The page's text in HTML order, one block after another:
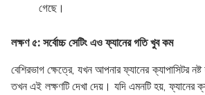
গেছে।
লক্ষণ ৫: সর্বোচ্চ সেটিং এও ফ্যানের গতি খুব কম
বেশিরভাগ ক্ষেত্রে, যখন আপনার ফ্যানের ক্যাপাসিটর নষ্ট
তখন এই লক্ষণটি দেখা দেয়। যদি এমনটি হয়, ফ্যানের